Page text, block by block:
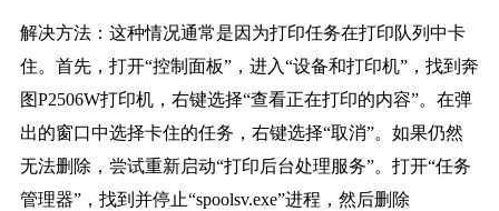
解决方法：这种情况通常是因为打印任务在打印队列中卡
住。首先，打开“控制面板”，进入“设备和打印机”，找到奔
图P2506W打印机，右键选择“查看正在打印的内容”。在弹
出的窗口中选择卡住的任务，右键选择“取消”。如果仍然
无法删除，尝试重新启动“打印后台处理服务”。打开“任务
管理器”，找到并停止“spoolsv.exe”进程，然后删除